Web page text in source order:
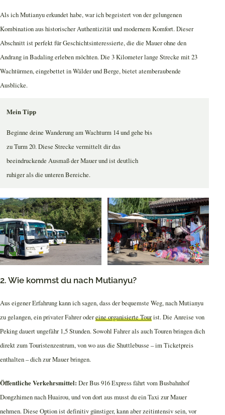
Als ich Mutianyu erkundet habe, war ich begeistert von der gelungenen
Kombination aus historischer Authentizität und modernem Komfort. Dieser
Abschnitt ist perfekt für Geschichtsinteressierte, die die Mauer ohne den
Andrang in Badaling erleben möchten. Die 3 Kilometer lange Strecke mit 23
Wachtürmen, eingebettet in Wälder und Berge, bietet atemberaubende
Ausblicke.
Mein Tipp
Beginne deine Wanderung am Wachturm 14 und gehe bis
zu Turm 20. Diese Strecke vermittelt dir das
beeindruckende Ausmaß der Mauer und ist deutlich
ruhiger als die unteren Bereiche.
2. Wie kommst du nach Mutianyu?
Aus eigener Erfahrung kann ich sagen, dass der bequemste Weg, nach Mutianyu
zu gelangen, ein privater Fahrer odereine organisierte Tourist. Die Anreise von
Peking dauert ungefähr 1,5 Stunden. Sowohl Fahrer als auch Touren bringen dich
direkt zum Touristenzentrum, von wo aus die Shuttlebusse – im Ticketpreis
enthalten – dich zur Mauer bringen.
Öffentliche Verkehrsmittel: Der Bus 916 Express fährt vom Busbahnhof
Dongzhimen nach Huairou, und von dort aus musst du ein Taxi zur Mauer
nehmen. Diese Option ist definitiv günstiger, kann aber zeitintensiv sein, vor